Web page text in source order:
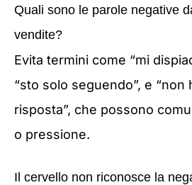
Quali sono le parole negative
vendite?
Evita termini come “mi
“sto solo seguendo”, e “non
risposta”, che possono
o pressione.
Il cervello non riconosce la